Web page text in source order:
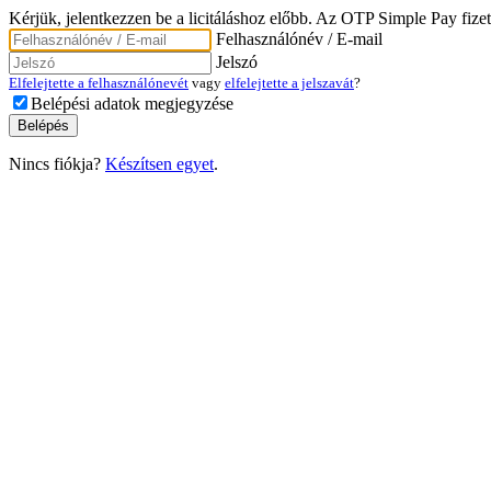
Kérjük, jelentkezzen be a licitáláshoz előbb. Az OTP Simple Pay
Felhasználónév / E-mail
Jelszó
Elfelejtette a felhasználónevét vagy elfelejtette a jelszavát?
Belépési adatok megjegyzése
Nincs fiókja? Készítsen egyet.